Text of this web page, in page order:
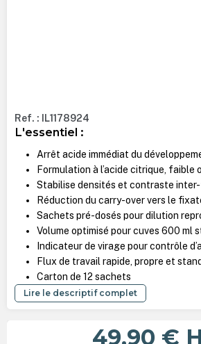
Ref. : IL1178924
L'essentiel :
Arrêt acide immédiat du
Formulation à l’acide citrique, faible
Stabilise densités et contraste
Réduction du carry-over vers le
Sachets pré-dosés pour dilution
Volume optimisé pour cuves 600 ml
Indicateur de virage pour contrôle
Flux de travail rapide, propre et
Carton de 12 sachets
Lire le descriptif complet
49,90 €